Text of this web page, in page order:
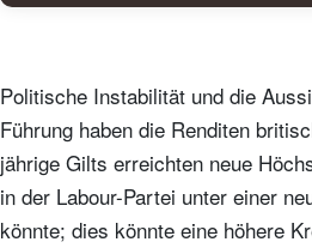
Politische Instabilität und die
Führung haben die Renditen
jährige Gilts erreichten neue
in der Labour-Partei unter einer
könnte; dies könnte eine höhere